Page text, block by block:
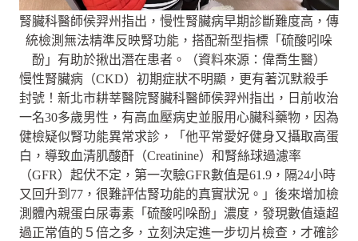
腎臟科醫師侯羿州指出，慢性腎臟病早期診斷難度高，傳
統檢測無法精準反映腎功能，搭配新型指標「硫酸吲哚
酚」有助於揪出潛在患者。（資料來源：偉喬生醫）
慢性腎臟病（CKD）初期症狀不明顯，更有著沉默殺手
封號！新北市耕莘醫院腎臟科醫師侯羿州指出，日前收治
一名30多歲男性，有高血壓病史並服用心臟科藥物，因為
健檢疑似腎功能異常求診，「他平常愛好健身又攝取高蛋
白，導致血清肌酸酐（Creatinine）和腎絲球過濾率
（GFR）起伏不定，第一次驗GFR數值是61.9，隔24小時
又回升到77，很難評估腎功能的真實狀況。」後來增加檢
測體內親蛋白尿毒素「硫酸吲哚酚」濃度，發現數值遠超
過正常值的５倍之多，立刻決定進一步切片檢查，才確診